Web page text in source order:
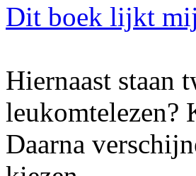
Dit boek lijkt
Hiernaast staan
leukomtelezen?
Daarna